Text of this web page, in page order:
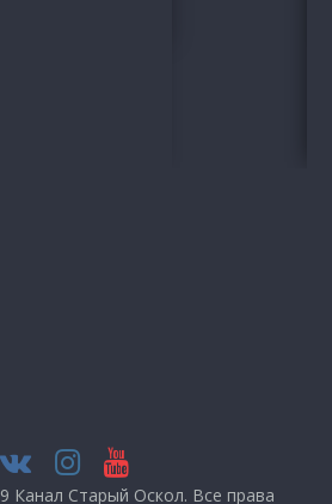
9 Канал Старый Оскол. Все права